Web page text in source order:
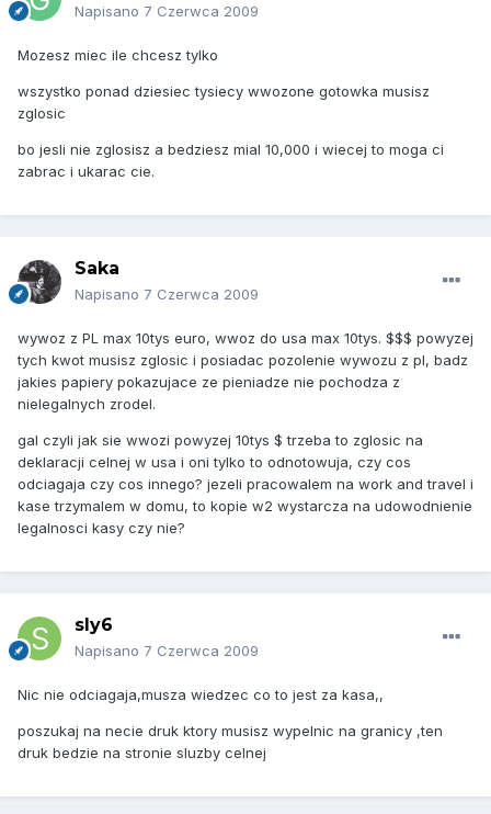
Napisano 7 Czerwca 2009
Mozesz miec ile chcesz tylko
wszystko ponad dziesiec tysiecy wwozone gotowka musisz
zglosic
bo jesli nie zglosisz a bedziesz mial 10,000 i wiecej to moga ci
zabrac i ukarac cie.
Saka
Napisano 7 Czerwca 2009
wywoz z PL max 10tys euro, wwoz do usa max 10tys. $$$ powyzej
tych kwot musisz zglosic i posiadac pozolenie wywozu z pl, badz
jakies papiery pokazujace ze pieniadze nie pochodza z
nielegalnych zrodel.
gal czyli jak sie wwozi powyzej 10tys $ trzeba to zglosic na
deklaracji celnej w usa i oni tylko to odnotowuja, czy cos
odciagaja czy cos innego? jezeli pracowalem na work and travel i
kase trzymalem w domu, to kopie w2 wystarcza na udowodnienie
legalnosci kasy czy nie?
sly6
Napisano 7 Czerwca 2009
Nic nie odciagaja,musza wiedzec co to jest za kasa,,
poszukaj na necie druk ktory musisz wypelnic na granicy ,ten
druk bedzie na stronie sluzby celnej